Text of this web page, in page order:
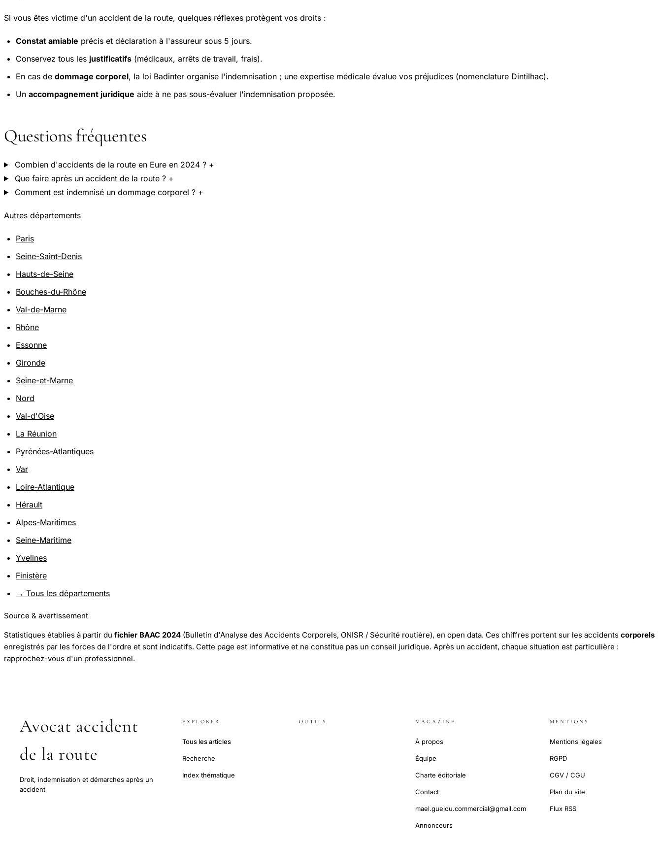
Si vous êtes victime d'un accident de la route, quelques réflexes protègent vos droits :
Constat amiable précis et déclaration à l'assureur sous 5 jours.
Conservez tous les justificatifs (médicaux, arrêts de travail, frais).
En cas de dommage corporel, la loi Badinter organise l'indemnisation ; une expertise médicale évalue vos préjudices (nomenclature Dintilhac).
Un accompagnement juridique aide à ne pas sous-évaluer l'indemnisation proposée.
Questions fréquentes
Combien d'accidents de la route en Eure en 2024 ? +
Que faire après un accident de la route ? +
Comment est indemnisé un dommage corporel ? +
Autres départements
Paris
Seine-Saint-Denis
Hauts-de-Seine
Bouches-du-Rhône
Val-de-Marne
Rhône
Essonne
Gironde
Seine-et-Marne
Nord
Val-d'Oise
La Réunion
Pyrénées-Atlantiques
Var
Loire-Atlantique
Hérault
Alpes-Maritimes
Seine-Maritime
Yvelines
Finistère
→ Tous les départements
Source & avertissement
Statistiques établies à partir du fichier BAAC 2024 (Bulletin d'Analyse des Accidents Corporels, ONISR / Sécurité routière), en open data. Ces chiffres portent sur les accidents corporels
enregistrés par les forces de l'ordre et sont indicatifs. Cette page est informative et ne constitue pas un conseil juridique. Après un accident, chaque situation est particulière :
rapprochez-vous d'un professionnel.
Avocat accident
de la route
Droit, indemnisation et démarches après un
accident
EXPLORER
Tous les articles
Recherche
Index thématique
OUTILS MAGAZINE
À propos
Équipe
Charte éditoriale
Contact
mael.guelou.commercial@gmail.com
Annonceurs
MENTIONS
Mentions légales
RGPD
CGV / CGU
Plan du site
Flux RSS